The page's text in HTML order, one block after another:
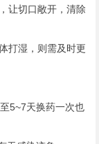
让切口敞开，清除
打湿，则需及时更
5~7天换药一次也